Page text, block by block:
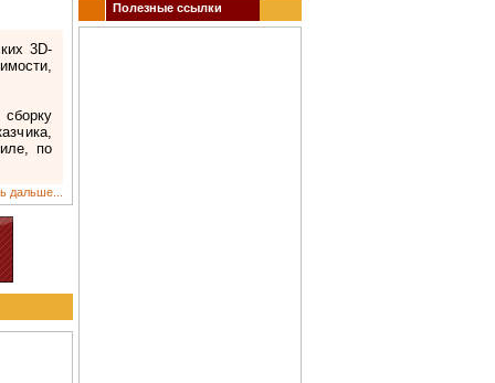
3D-
по
дальше...
Полезные ссылки